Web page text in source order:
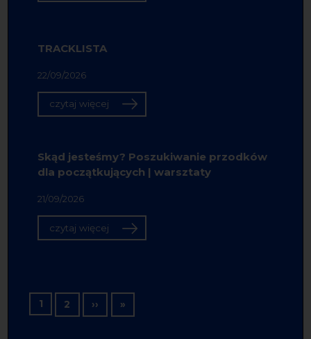
TRACKLISTA
22/09/2026
czytaj więcej
Skąd jesteśmy? Poszukiwanie przodków
dla początkujących | warsztaty
21/09/2026
czytaj więcej
Stronicowanie
1 2 ›› Następna strona
»Ostatnia strona